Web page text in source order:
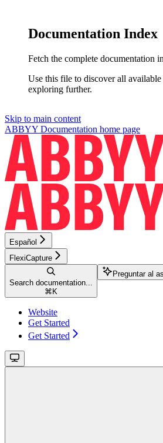
Documentation Index
Fetch the complete documentation
Use this file to discover all available
exploring further.
Skip to main content
ABBYY Documentation home page
Español
FlexiCapture
Search documentation...
⌘ K
Preguntar al
Website
Get Started
Get Started